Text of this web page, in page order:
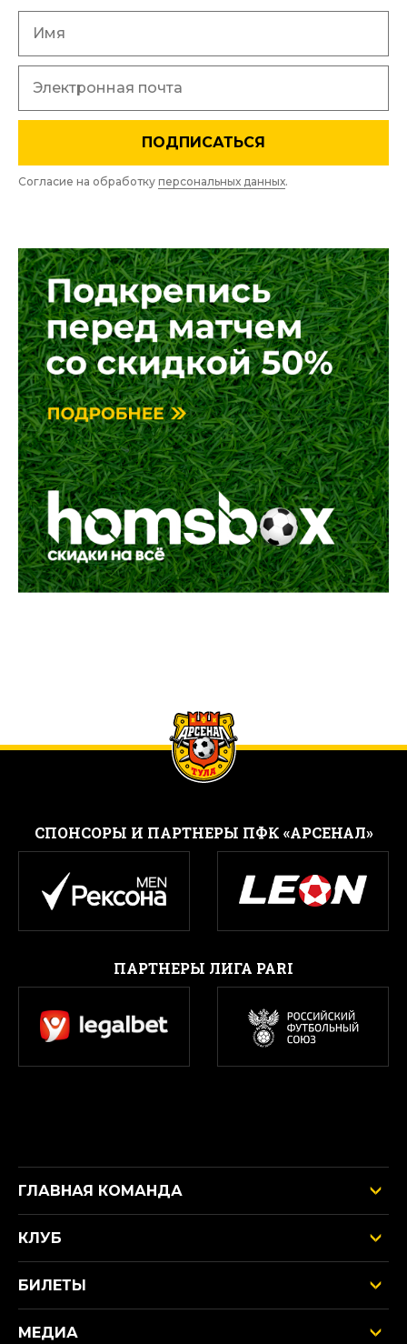
ПОДПИСАТЬСЯ
Согласие на обработку персональных данных.
CПОНСОРЫ И ПАРТНЕРЫ ПФК «АРСЕНАЛ»
ПАРТНЕРЫ ЛИГА PARI
ГЛАВНАЯ КОМАНДА
КЛУБ
БИЛЕТЫ
МЕДИА